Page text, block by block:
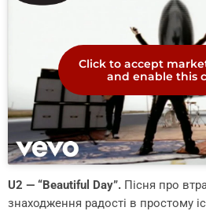
Click to accept
and enable this
U2 — “Beautiful Day”. Пісня про
знаходження радості в простому